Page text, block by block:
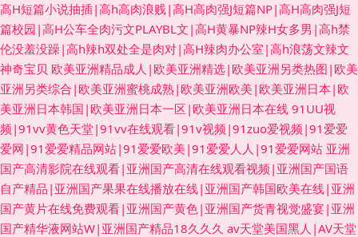
高H短篇小说抽插|高h高肉浪贱|高H高肉强J短篇NP|高H高肉强J短
篇校园|高H公车全肉污文PLAYBL文|高H黄暴NP辣H女多男|高h禁
伦没羞没躁|高h辣h双处全是肉对|高H辣肉办公室|高h浪荡文辣文
神奇宝贝 欧美亚洲精品成人|欧美亚洲精选|欧美亚洲另类热图|欧美
亚洲另类综合|欧美亚洲蜜桃成熟|欧美亚洲欧美|欧美亚洲日本|欧
美亚洲日本韩国|欧美亚洲日本一区|欧美亚洲日本在线 91UU视
频|91vv黄色天堂|91vv在线观看|91v视频|91zuo爱视频|91爱爱
爱网|91爱爱精品网站|91爱爱欧美|91爱爱人人|91爱爱网站 亚洲
国产高清影院在线观看|亚洲国产高清在线观看视频|亚洲国产国语
自产精品|亚洲国产果果在线播放在线|亚洲国产韩国欧美在线|亚洲
国产黄片在线免费观看|亚洲国产黄色|亚洲国产货青视觉盛宴|亚洲
国产精华液网站W|亚洲国产精品18久久久 av天堂美国黑人|AV天堂